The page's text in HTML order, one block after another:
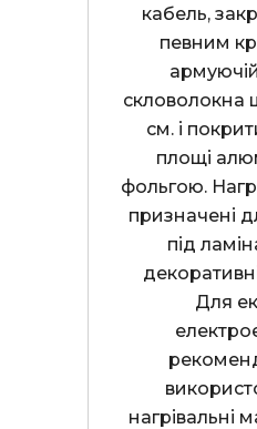
кабель,
певним
армуючій
см. і
площі
фольгою.
призначені
під
нагрівальні